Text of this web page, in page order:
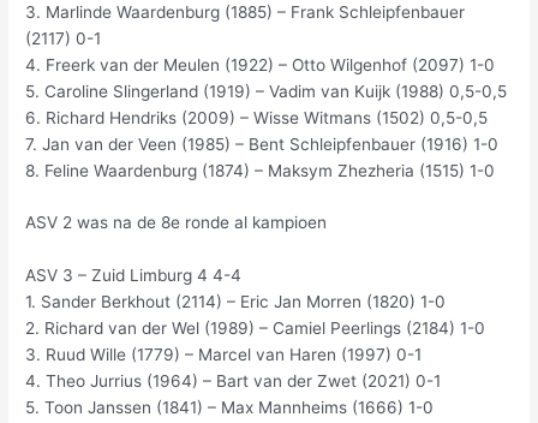
3. Marlinde Waardenburg (1885) – Frank Schleipfenbauer
(2117) 0-1
4. Freerk van der Meulen (1922) – Otto Wilgenhof (2097) 1-0
5. Caroline Slingerland (1919) – Vadim van Kuijk (1988) 0,5-0,5
6. Richard Hendriks (2009) – Wisse Witmans (1502) 0,5-0,5
7. Jan van der Veen (1985) – Bent Schleipfenbauer (1916) 1-0
8. Feline Waardenburg (1874) – Maksym Zhezheria (1515) 1-0
ASV 2 was na de 8e ronde al kampioen
ASV 3 – Zuid Limburg 4 4-4
1. Sander Berkhout (2114) – Eric Jan Morren (1820) 1-0
2. Richard van der Wel (1989) – Camiel Peerlings (2184) 1-0
3. Ruud Wille (1779) – Marcel van Haren (1997) 0-1
4. Theo Jurrius (1964) – Bart van der Zwet (2021) 0-1
5. Toon Janssen (1841) – Max Mannheims (1666) 1-0